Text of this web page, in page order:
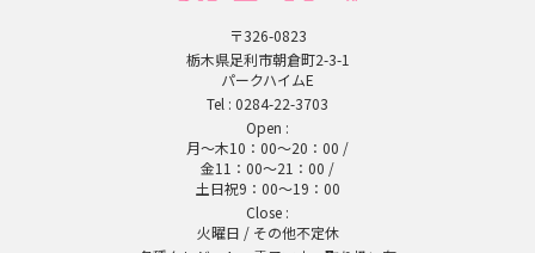
〒326-0823
栃木県足利市朝倉町2-3-1
パークハイムE
Tel : 0284-22-3703
Open :
月～木10：00～20：00 /
金11：00～21：00 /
土日祝9：00～19：00
Close :
火曜日 / その他不定休